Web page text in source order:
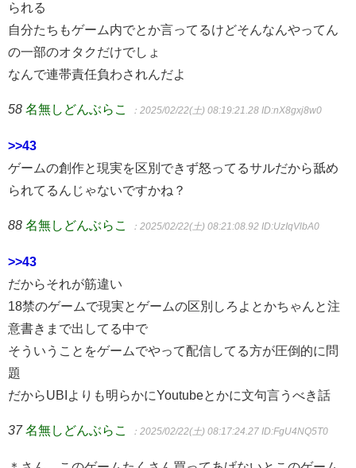
られる
自分たちもゲーム内でとか言ってるけどそんなんやってん
の一部のオタクだけでしょ
なんで連帯責任負わされんだよ
58 名無しどんぶらこ ：2025/02/22(土) 08:19:21.28 ID:nX8gxj8w0
>>43
ゲームの創作と現実を区別できず怒ってるサルだから舐め
られてるんじゃないですかね？
88 名無しどんぶらこ ：2025/02/22(土) 08:21:08.92 ID:UzIqVlbA0
>>43
だからそれが筋違い
18禁のゲームで現実とゲームの区別しろよとかちゃんと注
意書きまで出してる中で
そういうことをゲームでやって配信してる方が圧倒的に問
題
だからUBIよりも明らかにYoutubeとかに文句言うべき話
37 名無しどんぶらこ ：2025/02/22(土) 08:17:24.27 ID:FgU4NQ5T0